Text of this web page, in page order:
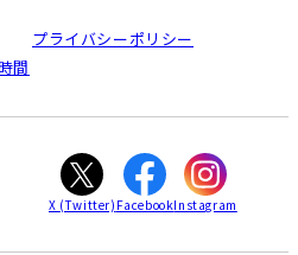
受講の手順
くある質問
犬山
大垣
プライバシーポリシー
間
X (Twitter) FacebookInstagram